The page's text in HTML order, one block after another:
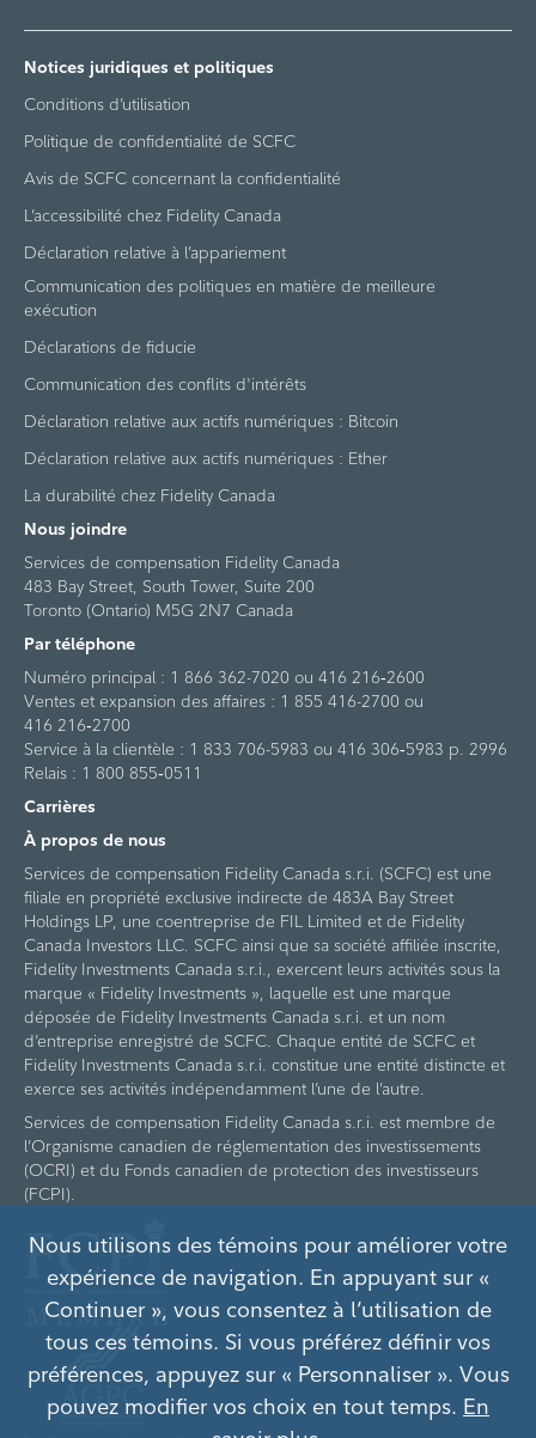
Notices juridiques et politiques
Conditions d’utilisation
Politique de confidentialité de SCFC
Avis de SCFC concernant la confidentialité
L’accessibilité chez Fidelity Canada
Déclaration relative à l’appariement
Communication des politiques en matière de meilleure
exécution
Déclarations de fiducie
Communication des conflits d'intérêts
Déclaration relative aux actifs numériques : Bitcoin
Déclaration relative aux actifs numériques : Ether
La durabilité chez Fidelity Canada
Nous joindre
Services de compensation Fidelity Canada
483 Bay Street, South Tower, Suite 200
Toronto (Ontario) M5G 2N7 Canada
Par téléphone
Numéro principal : 1 866 362-7020 ou 416 216‑2600
Ventes et expansion des affaires : 1 855 416-2700 ou
416 216‑2700
Service à la clientèle : 1 833 706-5983 ou 416 306‑5983 p. 2996
Relais : 1 800 855‑0511
Carrières
À propos de nous
Services de compensation Fidelity Canada s.r.i. (SCFC) est une
filiale en propriété exclusive indirecte de 483A Bay Street
Holdings LP, une coentreprise de FIL Limited et de Fidelity
Canada Investors LLC. SCFC ainsi que sa société affiliée inscrite,
Fidelity Investments Canada s.r.i., exercent leurs activités sous la
marque « Fidelity Investments », laquelle est une marque
déposée de Fidelity Investments Canada s.r.i. et un nom
d’entreprise enregistré de SCFC. Chaque entité de SCFC et
Fidelity Investments Canada s.r.i. constitue une entité distincte et
exerce ses activités indépendamment l’une de l’autre.
Services de compensation Fidelity Canada s.r.i. est membre de
l’Organisme canadien de réglementation des investissements
(OCRI) et du Fonds canadien de protection des investisseurs
(FCPI).
Nous utilisons des témoins pour améliorer votre
expérience de navigation. En appuyant sur «
Continuer », vous consentez à l’utilisation de
tous ces témoins. Si vous préférez définir vos
préférences, appuyez sur « Personnaliser ». Vous
pouvez modifier vos choix en tout temps. En